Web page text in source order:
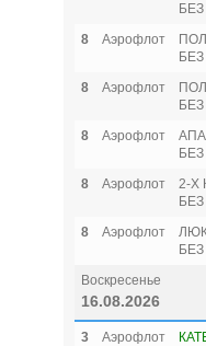
8
Аэрофлот
8
Аэрофлот
8
Аэрофлот
8
Аэрофлот
2-Х
8
Аэрофлот
Воскресенье
16.08.2026
3 Аэрофлот